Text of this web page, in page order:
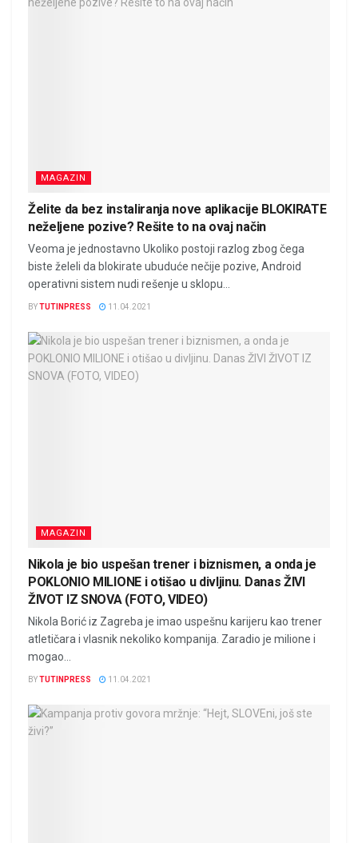
MAGAZIN
Želite da bez instaliranja nove aplikacije BLOKIRATE
neželjene pozive? Rešite to na ovaj način
Veoma je jednostavno Ukoliko postoji razlog zbog čega
biste želeli da blokirate ubuduće nečije pozive, Android
operativni sistem nudi rešenje u sklopu...
BYTUTINPRESS 11.04.2021
MAGAZIN
Nikola je bio uspešan trener i biznismen, a onda je
POKLONIO MILIONE i otišao u divljinu. Danas ŽIVI
ŽIVOT IZ SNOVA (FOTO, VIDEO)
Nikola Borić iz Zagreba je imao uspešnu karijeru kao trener
atletičara i vlasnik nekoliko kompanija. Zaradio je milione i
mogao...
BYTUTINPRESS 11.04.2021